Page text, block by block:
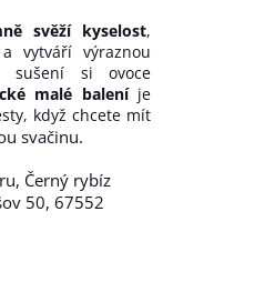
svěží kyselost,
vytváří výraznou
sušení si ovoce
malé baleníje
když chcete mít
svačinu.
Černý rybíz
50, 67552